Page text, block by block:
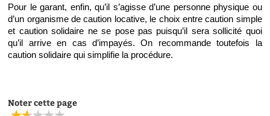
Pour le garant, enfin, qu’il s’agisse d’une personne physique ou
d’un organisme de caution locative, le choix entre caution simple
et caution solidaire ne se pose pas puisqu’il sera sollicité quoi
qu’il arrive en cas d’impayés. On recommande toutefois la
caution solidaire qui simplifie la procédure.
Noter cette page